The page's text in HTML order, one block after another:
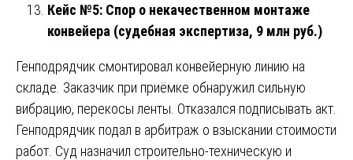
Кейс №5: Спор о некачественном монтаже
конвейера (судебная экспертиза, 9 млн руб.)
Генподрядчик смонтировал конвейерную линию на
складе. Заказчик при приёмке обнаружил сильную
вибрацию, перекосы ленты. Отказался подписывать акт.
Генподрядчик подал в арбитраж о взыскании стоимости
работ. Суд назначил строительно-техническую и